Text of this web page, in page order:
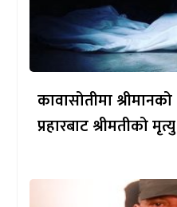
कावासोतीमा
प्रहारबाट श्रीमतीको मृत्यु